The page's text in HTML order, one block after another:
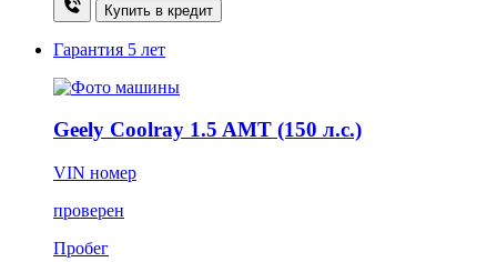
Купить в кредит
Гарантия 5 лет
Geely Coolray 1.5 AMT (150 л.с.)
VIN номер
проверен
Пробег